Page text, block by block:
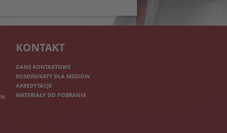
KONTAKT
DANE KONTAKTOWE
KOMUNIKATY DLA MEDIÓW
AKREDYTACJE
MATERIAŁY DO POBRANIA